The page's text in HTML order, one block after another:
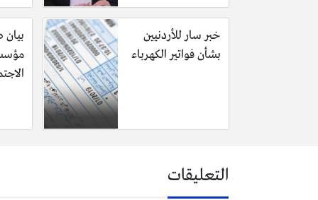
خبر سار للأردنيين
بشأن فواتير الكهرباء
التعليقات